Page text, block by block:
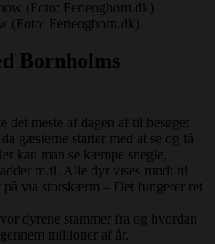
(Foto: Ferieogborn.dk)
Bornholms
det meste af dagen af til besøget
gæsterne starter med at se og få
kan man se kæmpe snegle,
m.fl. Alle dyr vises rundt til
via storskærm – Det fungerer ret
dyrene stammer fra og hvordan
millioner af år.